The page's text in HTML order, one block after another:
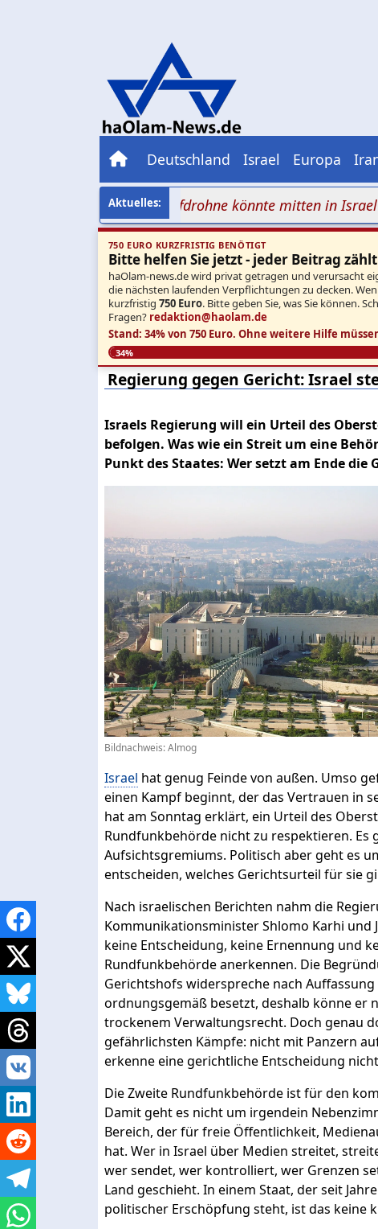
Deutschland Israel Europa
nächste Sprengstoffdrohne könnte mitten in Israel
750 EURO KURZFRISTIG BENÖTIGT
Bitte helfen Sie jetzt - jeder Beitrag zählt
haOlam-news.de wird privat getragen und verursacht
die nächsten laufenden Verpflichtungen zu decken.
kurzfristig 750 Euro. Bitte geben Sie, was Sie können.
Fragen? redaktion@haolam.de
Stand: 34% von 750 Euro. Ohne weitere Hilfe
34%
Regierung gegen Gericht: Israel
Israels Regierung will ein Urteil des
befolgen. Was wie ein Streit um eine
Punkt des Staates: Wer setzt am Ende die
Bildnachweis: Almog
Israel hat genug Feinde von außen. Umso
einen Kampf beginnt, der das Vertrauen in
hat am Sonntag erklärt, ein Urteil des
Rundfunkbehörde nicht zu respektieren.
Aufsichtsgremiums. Politisch aber geht es
entscheiden, welches Gerichtsurteil für sie
Nach israelischen Berichten nahm die
Kommunikationsminister Shlomo Karhi und
keine Entscheidung, keine Ernennung und
Rundfunkbehörde anerkennen. Die
Gerichtshofs widerspreche nach
ordnungsgemäß besetzt, deshalb könne er
trockenem Verwaltungsrecht. Doch genau
gefährlichsten Kämpfe: nicht mit Panzern
erkenne eine gerichtliche Entscheidung
Die Zweite Rundfunkbehörde ist für den
Damit geht es nicht um irgendein
Bereich, der für freie Öffentlichkeit,
hat. Wer in Israel über Medien streitet,
wer sendet, wer kontrolliert, wer Grenzen
Land geschieht. In einem Staat, der seit
politischer Erschöpfung steht, ist das keine